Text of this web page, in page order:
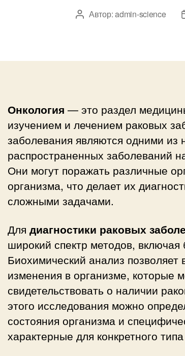
Автор
Автор:admin-science
Онкология — это раздел
изучением и лечением раковых
заболевания являются одними из
распространенных заболеваний
Они могут поражать различные
организма, что делает их
сложными задачами.
Для диагностики раковых
широкий спектр методов,
Биохимический анализ
изменения в организме, которые
свидетельствовать о наличии
этого исследования можно
состояния организма и
характерные для конкретного